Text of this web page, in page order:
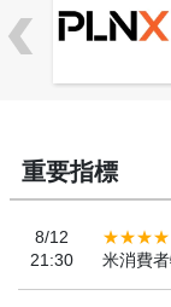
重要指標
8/12
21:30
米消費